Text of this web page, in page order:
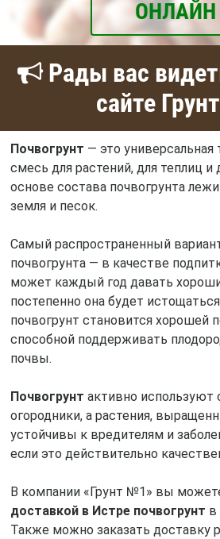
ОНЛАЙН
Рады вас
сайте
Почвогрунт — это
смесь для растений, для теплиц и
основе состава почвогрунта
земля и песок.
Самый распространенный
почвогрунта — в качестве
может каждый год давать
постепенно она будет
почвогрунт становится хорошей
способной поддерживать
почвы.
Почвогрунт активно используют
огородники, а растения,
устойчивы к вредителям и
если это действительно
В компании «Грунт №1» вы
доставкой в Истре почвогрунт в
Также можно заказать